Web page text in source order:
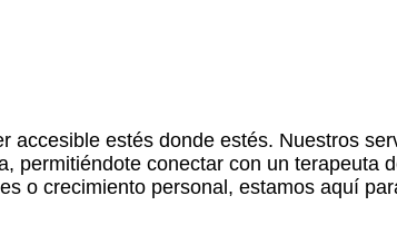
accesible estés donde estés. Nuestros
permitiéndote conectar con un terapeuta
o crecimiento personal, estamos aquí